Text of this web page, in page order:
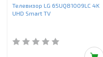
Телевизор LG 65UQ81009LC 4K
UHD Smart TV